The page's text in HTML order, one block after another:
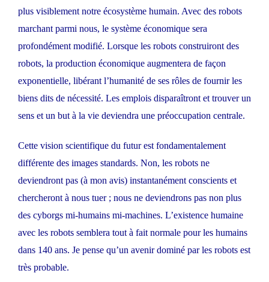
plus visiblement notre écosystème humain. Avec des robots
marchant parmi nous, le système économique sera
profondément modifié. Lorsque les robots construiront des
robots, la production économique augmentera de façon
exponentielle, libérant l’humanité de ses rôles de fournir les
biens dits de nécessité. Les emplois disparaîtront et trouver un
sens et un but à la vie deviendra une préoccupation centrale.
Cette vision scientifique du futur est fondamentalement
différente des images standards. Non, les robots ne
deviendront pas (à mon avis) instantanément conscients et
chercheront à nous tuer ; nous ne deviendrons pas non plus
des cyborgs mi-humains mi-machines. L’existence humaine
avec les robots semblera tout à fait normale pour les humains
dans 140 ans. Je pense qu’un avenir dominé par les robots est
très probable.